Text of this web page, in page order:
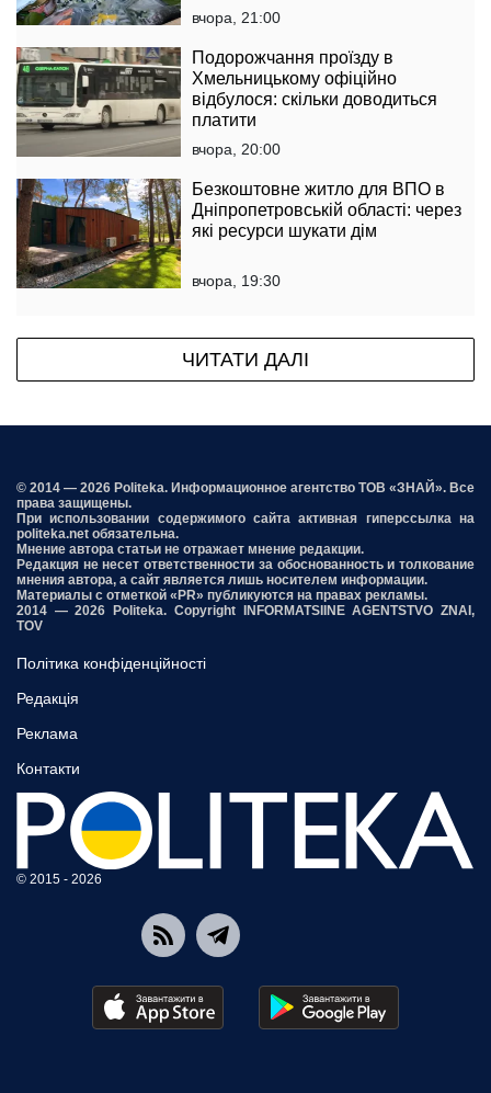
вчора, 21:00
Подорожчання проїзду в
Хмельницькому офіційно
відбулося: скільки доводиться
платити
вчора, 20:00
Безкоштовне житло для ВПО в
Дніпропетровській області: через
які ресурси шукати дім
вчора, 19:30
ЧИТАТИ ДАЛІ
© 2014 — 2026 Politeka. Информационное агентство ТОВ «ЗНАЙ». Все
права защищены.
При использовании содержимого сайта активная гиперссылка на
politeka.net обязательна.
Мнение автора статьи не отражает мнение редакции.
Редакция не несет ответственности за обоснованность и толкование
мнения автора, а сайт является лишь носителем информации.
Материалы с отметкой «PR» публикуются на правах рекламы.
2014 — 2026 Politeka. Copyright INFORMATSIINE AGENTSTVO ZNAI,
TOV
Політика конфіденційності
Редакція
Реклама
Контакти
© 2015 - 2026